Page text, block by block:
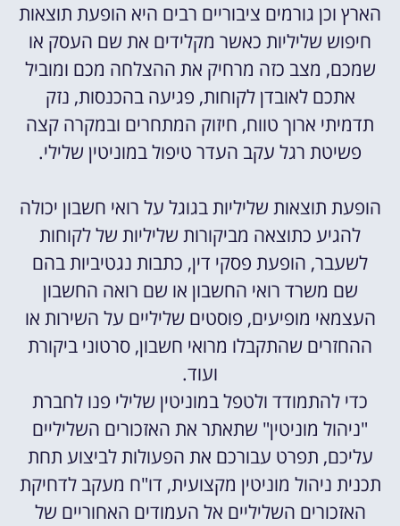
הארץ וכן גורמים ציבוריים רבים היא הופעת תוצאות
חיפוש שליליות כאשר מקלידים את שם העסק או
שמכם, מצב כזה מרחיק את ההצלחה מכם ומוביל
אתכם לאובדן לקוחות, פגיעה בהכנסות, נזק
תדמיתי ארוך טווח, חיזוק המתחרים ובמקרה קצה
פשיטת רגל עקב העדר טיפול במוניטין שלילי.
הופעת תוצאות שליליות בגוגל על רואי חשבון יכולה
להגיע כתוצאה מביקורות שליליות של לקוחות
לשעבר, הופעת פסקי דין, כתבות נגטיביות בהם
שם משרד רואי החשבון או שם רואה החשבון
העצמאי מופיעים, פוסטים שליליים על השירות או
ההחזרים שהתקבלו מרואי חשבון, סרטוני ביקורת
ועוד.
כדי להתמודד ולטפל במוניטין שלילי פנו לחברת
"ניהול מוניטין" שתאתר את האזכורים השליליים
עליכם, תפרט עבורכם את הפעולות לביצוע תחת
תכנית ניהול מוניטין מקצועית, דו"ח מעקב לדחיקת
האזכורים השליליים אל העמודים האחוריים של